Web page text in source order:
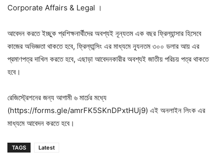
Corporate Affairs & Legal ।
আবেদন করতে ইচ্ছুক প্রশিক্ষনার্থীদের অবশ্যই নূন্যতম এক বছর ফ্রিল্যান্সার হিসেবে
কাজের অভিজ্ঞতা থাকতে হবে, ফ্রিল্যান্সিং এর মাধ্যমে ন্যূনতম ৩০০ ডলার আয় এর
প্রমাণপত্র দাখিল করতে হবে, এছাড়া আবেদনকারীর অবশ্যই জাতীয় পরিচয় পত্র থাকতে
হবে।
রেজিস্ট্রেশনের জন্য আগামী ৬ মার্চের মধ্যে
(https://forms.gle/amrFK5SKnDPxtHUj9) এই অনলাইন লিংক এর
মাধ্যমে আবেদন করতে হবে।
TAGS Latest